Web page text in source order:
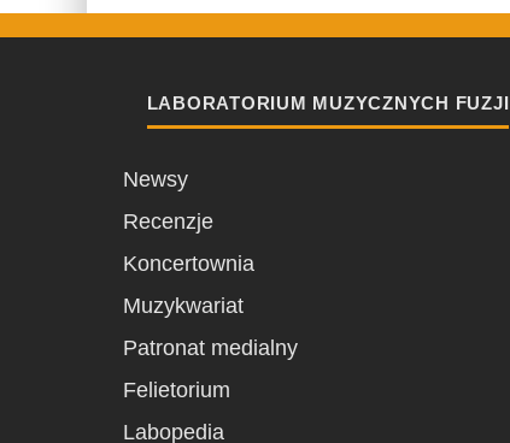
LABORATORIUM MUZYCZNYCH FUZJI
Newsy
Recenzje
Koncertownia
Muzykwariat
Patronat medialny
Felietorium
Labopedia